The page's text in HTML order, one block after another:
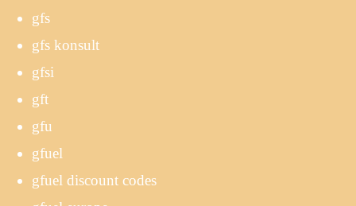
gfs
gfs konsult
gfsi
gft
gfu
gfuel
gfuel discount codes